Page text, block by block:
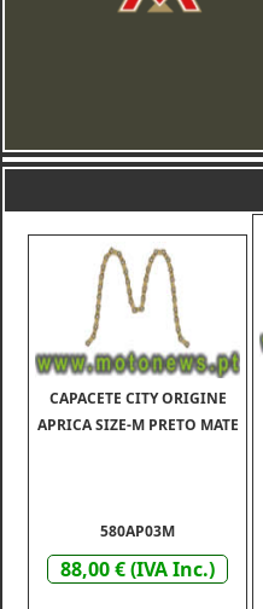
CAPACETE CITY ORIGINE
APRICA SIZE-M PRETO MATE
580AP03M
88,00 € (IVA Inc.)